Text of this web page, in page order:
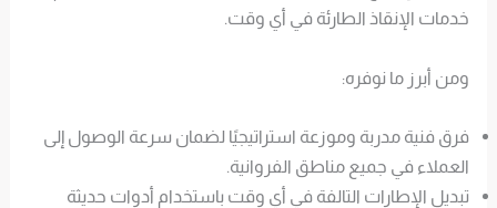
خدمات الإنقاذ الطارئة في أي وقت.
ومن أبرز ما نوفره:
فرق فنية مدربة وموزعة استراتيجيًا لضمان سرعة الوصول إلى
العملاء في جميع مناطق الفروانية.
تبديل الإطارات التالفة في أي وقت باستخدام أدوات حديثة